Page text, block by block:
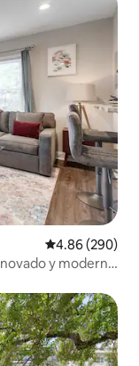
Calificación
4.86 (290)
y moderno